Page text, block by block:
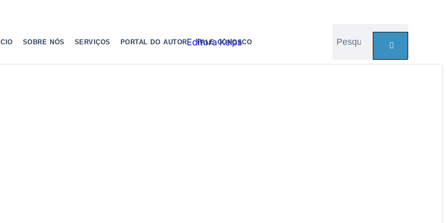
SOBRE NÓS SERVIÇOS PORTAL DO AUTOR FALE CONOSCO